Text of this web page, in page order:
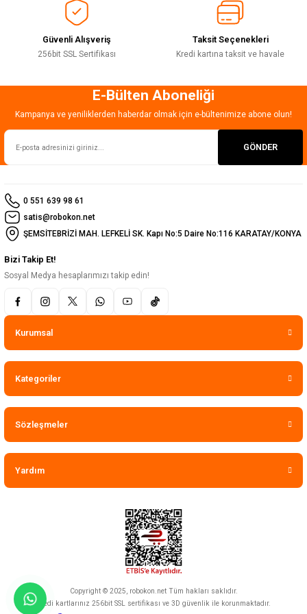
Bu ürüne benzer farklı alternatifler olmalı.
Gönder
Güvenli Alışveriş
256bit SSL Sertifikası
Taksit Seçenekleri
Kredi kartına taksit ve havale
E-Bülten Aboneliği
Kampanya ve yeniliklerden haberdar olmak için e-bültenimize abone olun!
GÖNDER
0 551 639 98 61
satis@robokon.net
ŞEMSİTEBRİZİ MAH. LEFKELİ SK. Kapı No:5 Daire No:116 KARATAY/KONYA
Bizi Takip Et!
Sosyal Medya hesaplarımızı takip edin!
Kurumsal
Kategoriler
Sözleşmeler
Yardım
Copyright © 2025, robokon.net Tüm hakları saklıdır.
Kredi kartlarınız 256bit SSL sertifikası ve 3D güvenlik ile korunmaktadır.